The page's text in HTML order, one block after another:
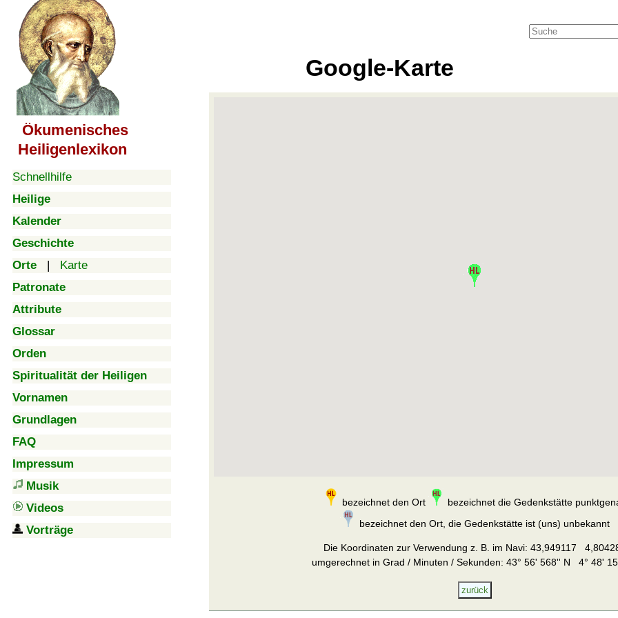
Ökumenisches
Heiligenlexikon
Schnellhilfe
Heilige
Kalender
Geschichte
Orte | Karte
Patronate
Attribute
Glossar
Orden
Spiritualität der Heiligen
Vornamen
Grundlagen
FAQ
Impressum
Musik
Videos
Vorträge
Google-Karte
bezeichnet den Ort
bezeichnet die Gedenkstätte
bezeichnet den Ort, die Gedenkstätte ist (uns) unbekannt
Die Koordinaten zur Verwendung z. B. im Navi: 43,949117
umgerechnet in Grad / Minuten / Sekunden: 43° 56' 568'' N 4° 48'